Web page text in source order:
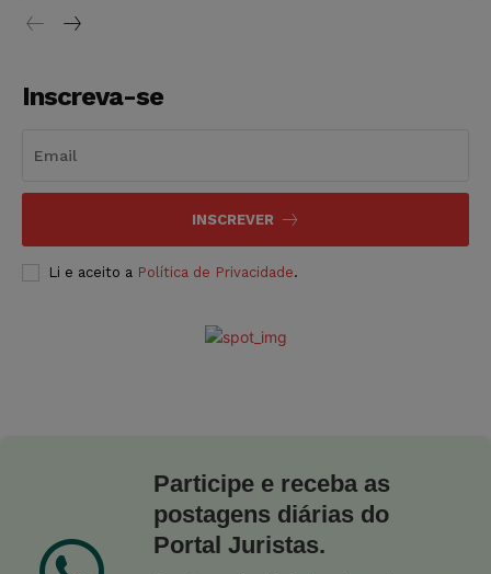
Inscreva-se
INSCREVER
Li e aceito a Política de Privacidade.
Participe e receba as
postagens diárias do
Portal Juristas.